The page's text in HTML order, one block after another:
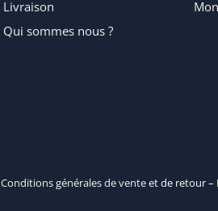
Livraison
Qui sommes nous ?
Conditions générales de venteet de retour –